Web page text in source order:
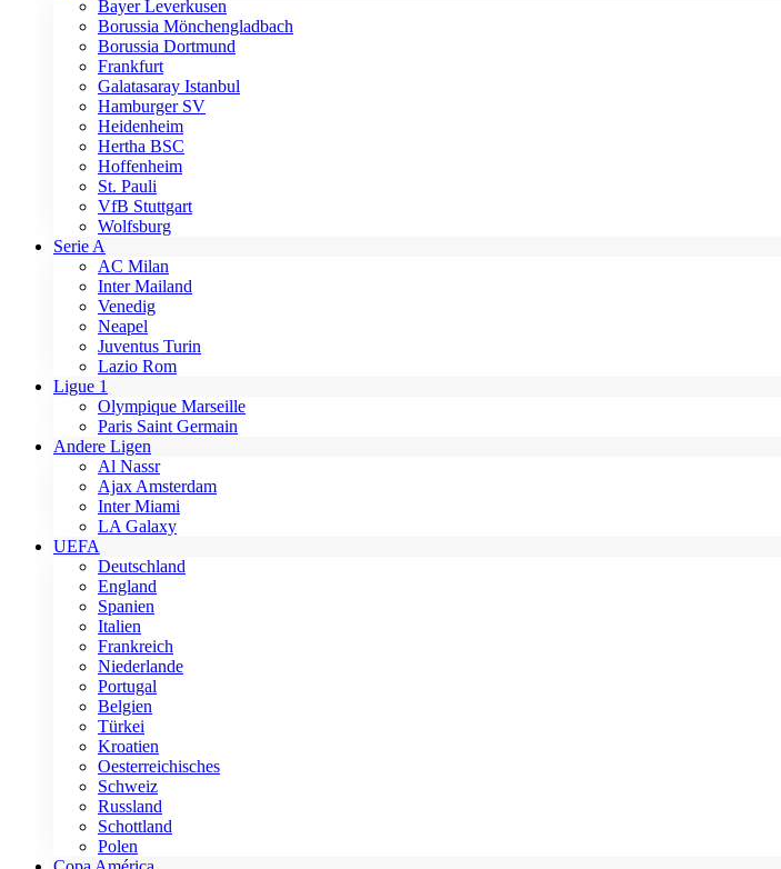
Bayer Leverkusen
Borussia Mönchengladbach
Borussia Dortmund
Frankfurt
Galatasaray Istanbul
Hamburger SV
Heidenheim
Hertha BSC
Hoffenheim
St. Pauli
VfB Stuttgart
Wolfsburg
Serie A
AC Milan
Inter Mailand
Venedig
Neapel
Juventus Turin
Lazio Rom
Ligue 1
Olympique Marseille
Paris Saint Germain
Andere Ligen
Al Nassr
Ajax Amsterdam
Inter Miami
LA Galaxy
UEFA
Deutschland
England
Spanien
Italien
Frankreich
Niederlande
Portugal
Belgien
Türkei
Kroatien
Oesterreichisches
Schweiz
Russland
Schottland
Polen